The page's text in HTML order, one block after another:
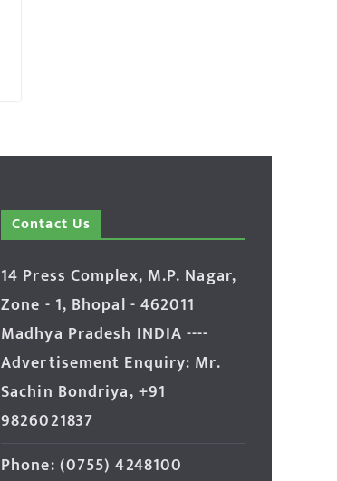
Contact Us
14 Press Complex, M.P. Nagar,
Zone - 1, Bhopal - 462011
Madhya Pradesh INDIA ----
Advertisement Enquiry: Mr.
Sachin Bondriya, +91
9826021837
Phone: (0755) 4248100